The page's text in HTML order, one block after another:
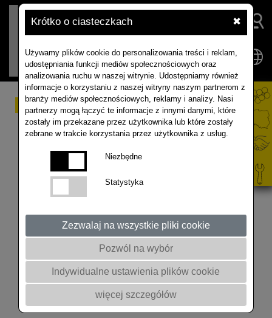
Krótko o ciasteczkach ✖
Używamy plików cookie do personalizowania treści i reklam,
udostępniania funkcji mediów społecznościowych oraz
analizowania ruchu w naszej witrynie. Udostępniamy również
informacje o korzystaniu z naszej witryny naszym partnerom z
branży mediów społecznościowych, reklamy i analizy. Nasi
partnerzy mogą łączyć te informacje z innymi danymi, które
zostały im przekazane przez użytkownika lub które zostały
zebrane w trakcie korzystania przez użytkownika z usług.
Niezbędne
Statystyka
Zezwalaj na wszystkie pliki cookie
Pozwól na wybór
Indywidualne ustawienia plików cookie
więcej szczegółów
Akademia Rzepaku -
Racot/Spytkówki
7.11.2023
@akademiarzepaku5409